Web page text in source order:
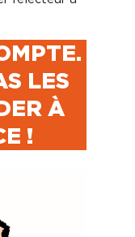
LES
À
!